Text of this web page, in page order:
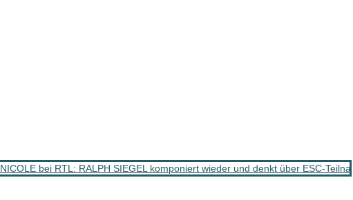
NICOLE bei RTL: RALPH SIEGEL komponiert wieder und denkt über ESC-